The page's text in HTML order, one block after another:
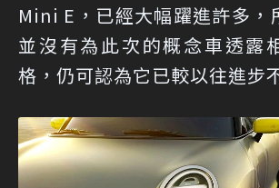
Mini E，已經大幅躍進許多，
並沒有為此次的概念車透露
格，仍可認為它已較以往進步